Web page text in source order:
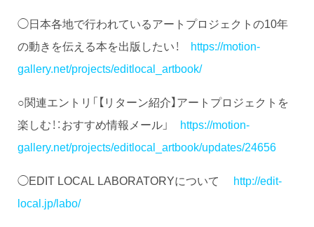
◯日本各地で行われているアートプロジェクトの10年
の動きを伝える本を出版したい！ https://motion-
gallery.net/projects/editlocal_artbook/
○関連エントリ「【リターン紹介】アートプロジェクトを
楽しむ！：おすすめ情報メール」 https://motion-
gallery.net/projects/editlocal_artbook/updates/24656
◯EDIT LOCAL LABORATORYについて http://edit-
local.jp/labo/